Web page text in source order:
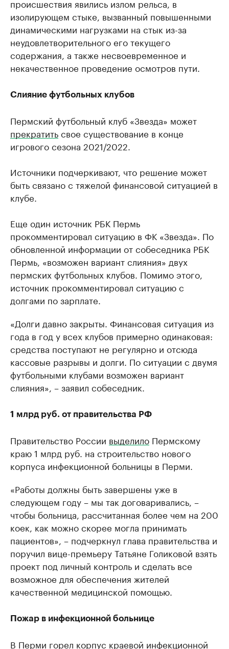
происшествия явились излом рельса, в
изолирующем стыке, вызванный повышенными
динамическими нагрузками на стык из-за
неудовлетворительного его текущего
содержания, а также несвоевременное и
некачественное проведение осмотров пути.
Слияние футбольных клубов
Пермский футбольный клуб «Звезда» может
прекратитьсвое существование в конце
игрового сезона 2021/2022.
Источники подчеркивают, что решение может
быть связано с тяжелой финансовой ситуацией в
клубе.
Еще один источник РБК Пермь
прокомментировал ситуацию в ФК «Звезда». По
обновленной информации от собеседника РБК
Пермь, «возможен вариант слияния» двух
пермских футбольных клубов. Помимо этого,
источник прокомментировал ситуацию с
долгами по зарплате.
«Долги давно закрыты. Финансовая ситуация из
года в год у всех клубов примерно одинаковая:
средства поступают не регулярно и отсюда
кассовые разрывы и долги. По ситуации с двумя
футбольными клубами возможен вариант
слияния», – заявил собеседник.
1 млрд руб. от правительства РФ
Правительство России выделило Пермскому
краю 1 млрд руб. на строительство нового
корпуса инфекционной больницы в Перми.
«Работы должны быть завершены уже в
следующем году – мы так договаривались, –
чтобы больница, рассчитанная более чем на 200
коек, как можно скорее могла принимать
пациентов», – подчеркнул глава правительства и
поручил вице-премьеру Татьяне Голиковой взять
проект под личный контроль и сделать все
возможное для обеспечения жителей
качественной медицинской помощью.
Пожар в инфекционной больнице
В Перми горел корпус краевой инфекционной